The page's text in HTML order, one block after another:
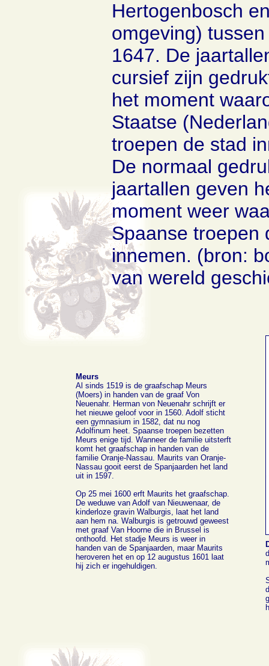
Hertogenbosch
omgeving)
1647. De
cursief zijn
het moment
Staatse
troepen de stad
De normaal
jaartallen geven
moment weer
Spaanse troepen
innemen. (bron:
van wereld
Meurs
Al sinds 1519 is de graafschap Meurs
(Moers) in handen van de graaf Von
Neuenahr. Herman von Neuenahr schrijft er
het nieuwe geloof voor in 1560. Adolf sticht
een gymnasium in 1582, dat nu nog
Adolfinum heet. Spaanse troepen bezetten
Meurs enige tijd. Wanneer de familie uitsterft
komt het graafschap in handen van de
familie Oranje-Nassau. Maurits van Oranje-
Nassau gooit eerst de Spanjaarden het land
uit in 1597.
Op 25 mei 1600 erft Maurits het graafschap.
De weduwe van Adolf van Nieuwenaar, de
kinderloze gravin Walburgis, laat het land
aan hem na. Walburgis is getrouwd geweest
met graaf Van Hoorne die in Brussel is
onthoofd. Het stadje Meurs is weer in
handen van de Spanjaarden, maar Maurits
heroveren het en op 12 augustus 1601 laat
hij zich er ingehuldigen.